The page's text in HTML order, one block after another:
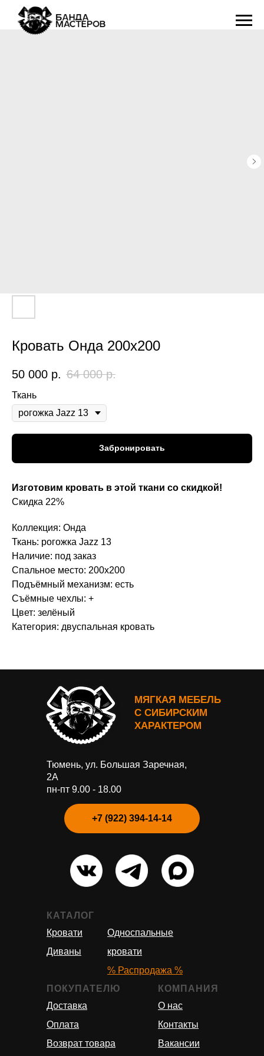
Кровать Онда 200x200
50 000 р. 64 000 р.
Ткань
Забронировать
Изготовим кровать в этой ткани со скидкой!
Скидка 22%
Коллекция: Онда
Ткань: рогожка Jazz 13
Наличие: под заказ
Спальное место: 200х200
Подъёмный механизм: есть
Съёмные чехлы: +
Цвет: зелёный
Категория: двуспальная кровать
КАТАЛОГ
Кровати
Диваны
Односпальные
кровати
% Распродажа %
МЯГКАЯ МЕБЕЛЬ
С СИБИРСКИМ
ХАРАКТЕРОМ
Тюмень, ул. Большая Заречная,
2А
пн-пт 9.00 - 18.00
ПОКУПАТЕЛЮ
Доставка
Оплата
Возврат товара
КОМПАНИЯ
О нас
Контакты
Вакансии
+7 (922) 394-14-14